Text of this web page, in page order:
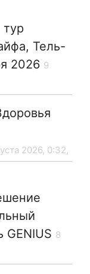
Тель-
2026 9
2026, 0:32,
GENIUS 8